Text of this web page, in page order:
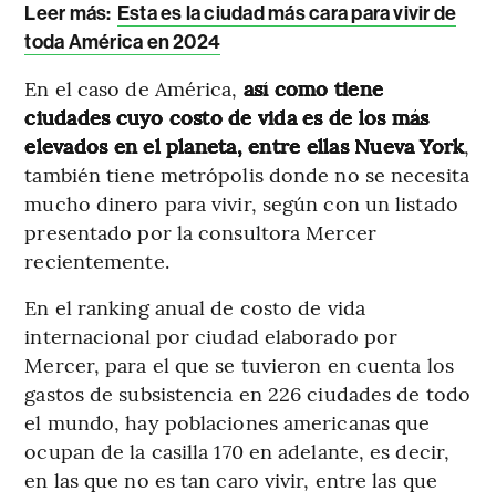
Leer más: Esta es la ciudad más cara para vivir de
toda América en 2024
En el caso de América, así como tiene
ciudades cuyo costo de vida es de los más
elevados en el planeta, entre ellas Nueva York,
también tiene metrópolis donde no se necesita
mucho dinero para vivir, según con un listado
presentado por la consultora Mercer
recientemente.
En el ranking anual de costo de vida
internacional por ciudad elaborado por
Mercer, para el que se tuvieron en cuenta los
gastos de subsistencia en 226 ciudades de todo
el mundo, hay poblaciones americanas que
ocupan de la casilla 170 en adelante, es decir,
en las que no es tan caro vivir, entre las que